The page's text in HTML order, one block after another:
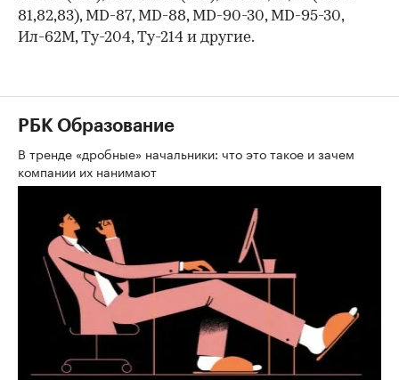
81,82,83), МD-87, МD-88, МD-90-30, МD-95-30,
Ил-62М, Ту-204, Ту-214 и другие.
РБК Образование
В тренде «дробные» начальники: что это такое и зачем
компании их нанимают